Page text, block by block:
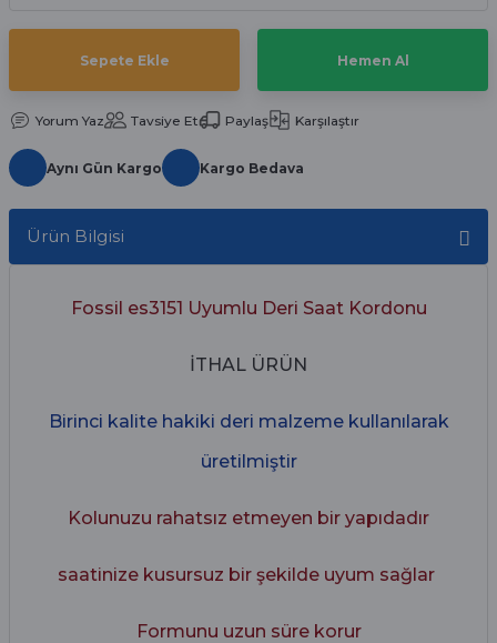
Sepete Ekle Hemen Al
Yorum Yaz Tavsiye Et Paylaş Karşılaştır
Aynı Gün Kargo Kargo Bedava
Ürün Bilgisi
Fossil es3151 Uyumlu Deri Saat Kordonu
İTHAL ÜRÜN
Birinci kalite hakiki deri malzeme kullanılarak
üretilmiştir
Kolunuzu rahatsız etmeyen bir yapıdadır
saatinize kusursuz bir şekilde uyum sağlar
Formunu uzun süre korur